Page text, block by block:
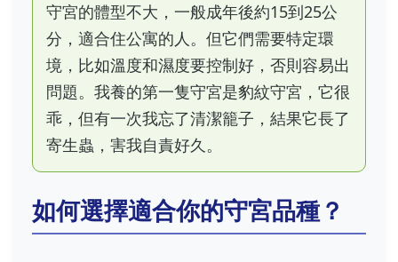
守宮的體型不大，一般成年後約15到25公
分，適合住公寓的人。但它們需要特定環
境，比如溫度和濕度要控制好，否則容易出
問題。我養的第一隻守宮是豹紋守宮，它很
乖，但有一次我忘了清潔籠子，結果它長了
寄生蟲，害我自責好久。
如何選擇適合你的守宮品種？